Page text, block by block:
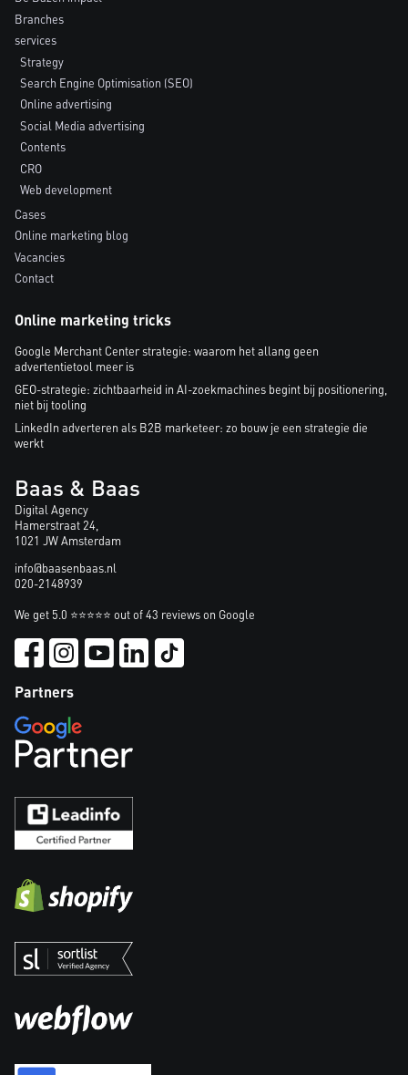
Branches
services
Strategy
Search Engine Optimisation (SEO)
Online advertising
Social Media advertising
Contents
CRO
Web development
Cases
Online marketing blog
Vacancies
Contact
Online marketing tricks
Google Merchant Center strategie: waarom het allang geen
advertentietool meer is
GEO-strategie: zichtbaarheid in AI-zoekmachines begint bij positionering,
niet bij tooling
LinkedIn adverteren als B2B marketeer: zo bouw je een strategie die
werkt
Baas & Baas
Digital Agency
Hamerstraat 24,
1021 JW Amsterdam
info@baasenbaas.nl
020-2148939
We get 5.0 ⭐⭐⭐⭐⭐ out of 43 reviews on Google
Partners